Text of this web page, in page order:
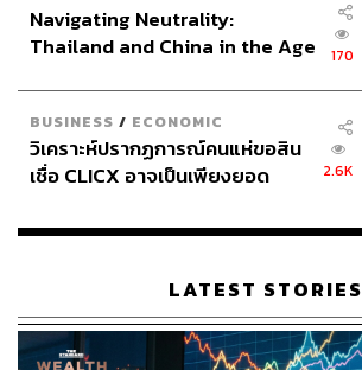
Navigating Neutrality:
Thailand and China in the Age
170
BUSINESS / ECONOMIC
วิเคราะห์ปรากฏการณ์คนแห่ขอสิน
เชื่อ CLICX อาจเป็นเพียงยอด
เรือนไทยที่ถูกซุกไว้
2.6K
LATEST STORIES